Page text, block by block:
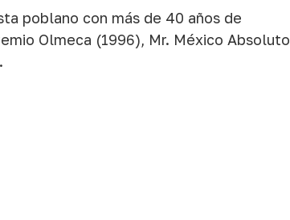
poblano con más de 40 años de
Olmeca (1996), Mr. México Absoluto